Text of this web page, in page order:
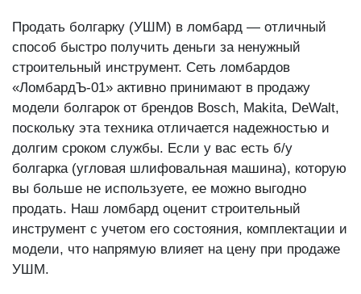
Продать болгарку (УШМ) в ломбард — отличный
способ быстро получить деньги за ненужный
строительный инструмент. Сеть ломбардов
«ЛомбардЪ-01» активно принимают в продажу
модели болгарок от брендов Bosch, Makita, DeWalt,
поскольку эта техника отличается надежностью и
долгим сроком службы. Если у вас есть б/у
болгарка (угловая шлифовальная машина), которую
вы больше не используете, ее можно выгодно
продать. Наш ломбард оценит строительный
инструмент с учетом его состояния, комплектации и
модели, что напрямую влияет на цену при продаже
УШМ.